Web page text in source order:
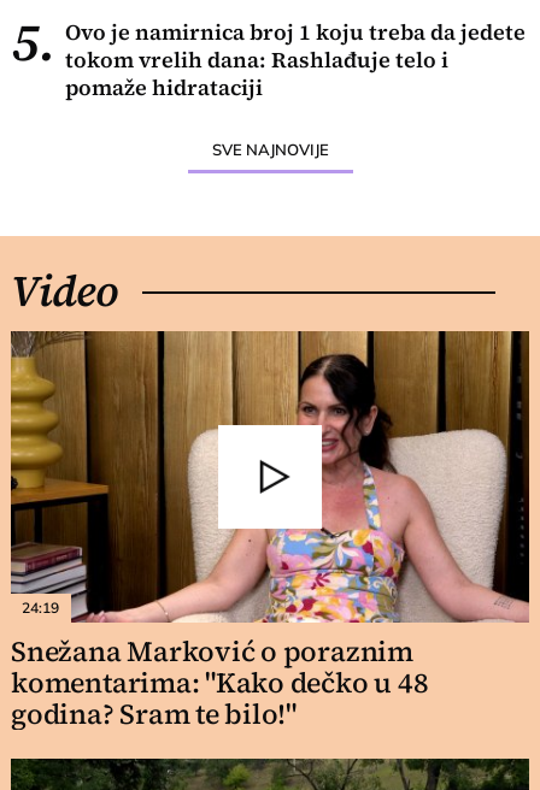
5. Ovo je namirnica broj 1 koju treba da jedete
tokom vrelih dana: Rashlađuje telo i
pomaže hidrataciji
SVE NAJNOVIJE
Video
24:19
Snežana Marković o poraznim
komentarima: "Kako dečko u 48
godina? Sram te bilo!"